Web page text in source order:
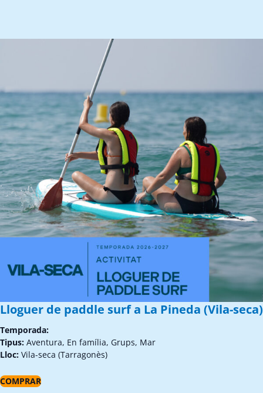
Lloguer de paddle surf a La Pineda (Vila-seca)
Temporada:
Tipus: Aventura, En família, Grups, Mar
Lloc: Vila-seca (Tarragonès)
COMPRAR